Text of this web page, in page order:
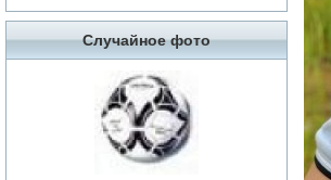
Случайное фото